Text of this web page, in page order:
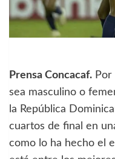
Prensa Concacaf.
sea masculino o
la República
cuartos de final en
como lo ha hecho el